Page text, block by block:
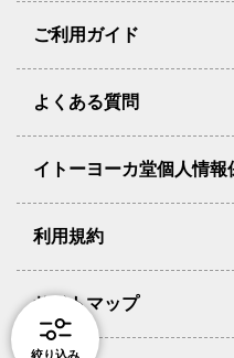
絞り込み
ご利用ガイド
よくある質問
イトーヨーカ堂個人情報
利用規約
サイトマップ